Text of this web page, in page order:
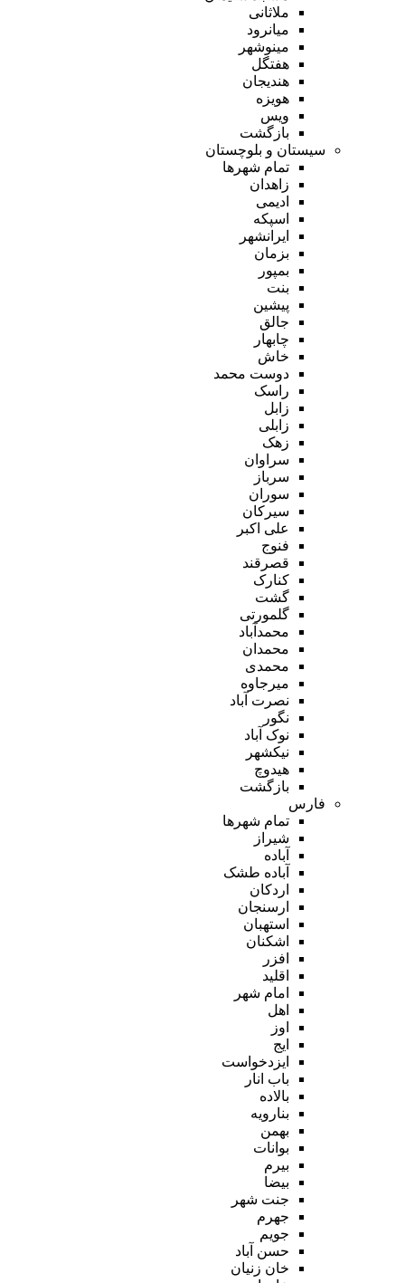
ملاثانی
میانرود
مینوشهر
هفتگل
هندیجان
هویزه
ویس
بازگشت
سیستان و بلوچستان
تمام شهر‌ها
زاهدان
ادیمی
اسپکه
ایرانشهر
بزمان
بمپور
بنت
پیشین
جالق
چابهار
خاش
دوست محمد
راسک
زابل
زابلی
زهک
سراوان
سرباز
سوران
سیرکان
علی اکبر
فنوج
قصرقند
کنارک
گشت
گلمورتی
محمدآباد
محمدان
محمدی
میرجاوه
نصرت آباد
نگور
نوک آباد
نیکشهر
هیدوچ
بازگشت
فارس
تمام شهر‌ها
شیراز
آباده
آباده طشک
اردکان
ارسنجان
استهبان
اشکنان
افزر
اقلید
امام شهر
اهل
اوز
ایج
ایزدخواست
باب انار
بالاده
بنارویه
بهمن
بوانات
بیرم
بیضا
جنت شهر
جهرم
جویم
حسن آباد
خان زنیان